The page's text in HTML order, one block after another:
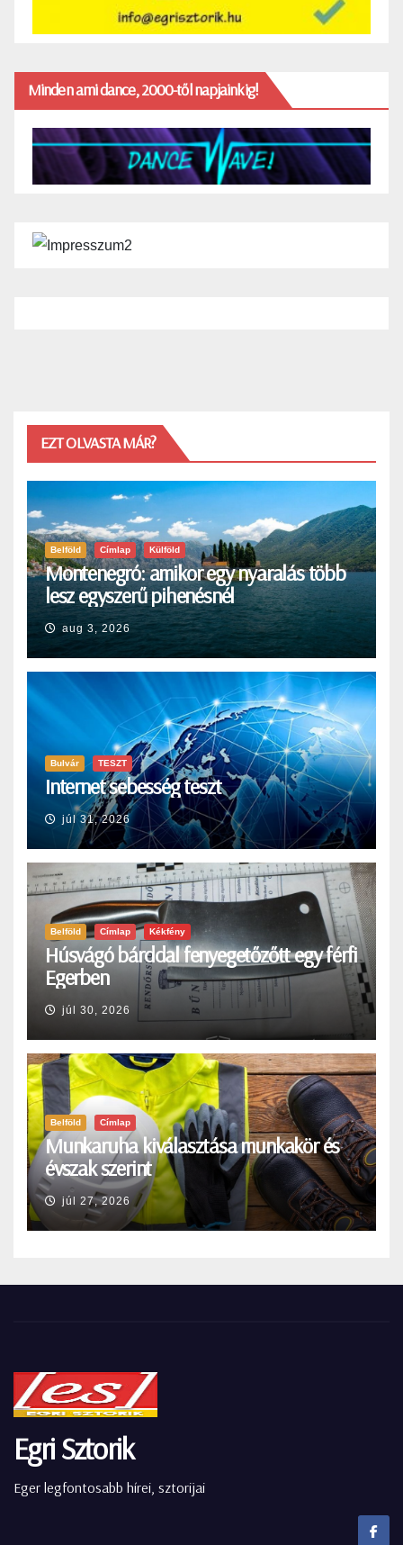
Minden ami dance, 2000-től napjainkig!
EZT OLVASTA MÁR?
Belföld Címlap Külföld
Montenegró: amikor egy nyaralás több
lesz egyszerű pihenésnél
aug 3, 2026
Bulvár TESZT
Internet sebesség teszt
júl 31, 2026
Belföld Címlap Kékfény
Húsvágó bárddal fenyegetőzőtt egy férfi
Egerben
júl 30, 2026
Belföld Címlap
Munkaruha kiválasztása munkakör és
évszak szerint
júl 27, 2026
Egri Sztorik
Eger legfontosabb hírei, sztorijai